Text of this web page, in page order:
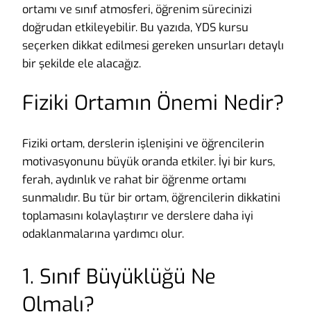
ortamı ve sınıf atmosferi, öğrenim sürecinizi
doğrudan etkileyebilir. Bu yazıda, YDS kursu
seçerken dikkat edilmesi gereken unsurları detaylı
bir şekilde ele alacağız.
Fiziki Ortamın Önemi Nedir?
Fiziki ortam, derslerin işlenişini ve öğrencilerin
motivasyonunu büyük oranda etkiler. İyi bir kurs,
ferah, aydınlık ve rahat bir öğrenme ortamı
sunmalıdır. Bu tür bir ortam, öğrencilerin dikkatini
toplamasını kolaylaştırır ve derslere daha iyi
odaklanmalarına yardımcı olur.
1. Sınıf Büyüklüğü Ne
Olmalı?